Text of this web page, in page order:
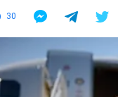
30